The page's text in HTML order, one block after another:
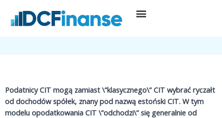
treści
21 września, 2022Prowadzenie działalności
Estoński CIT a wydatki niezwiązane z działalnością gospodarczą
Podatnicy CIT mogą zamiast \”klasycznego\” CIT wybrać ryczałt
od dochodów spółek, znany pod nazwą estoński CIT. W tym
modelu opodatkowania CIT \”odchodzi\” się generalnie od